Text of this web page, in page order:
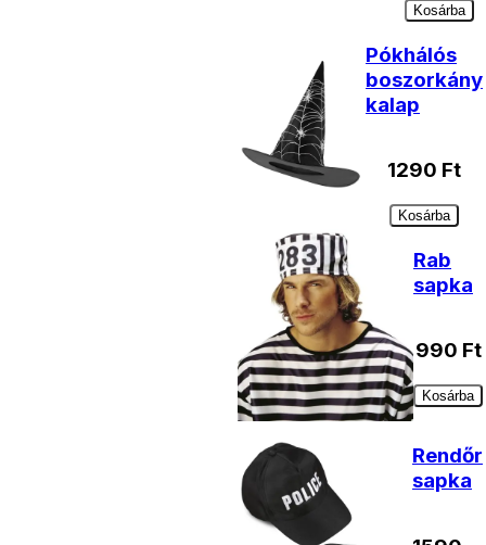
Kosárba
Pókhálós
boszorkány
kalap
1290 Ft
Kosárba
Rab
sapka
990 Ft
Kosárba
Rendőr
sapka